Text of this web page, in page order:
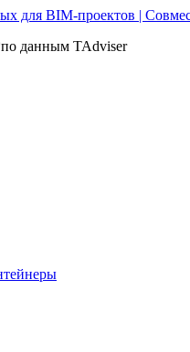
данным TAdviser